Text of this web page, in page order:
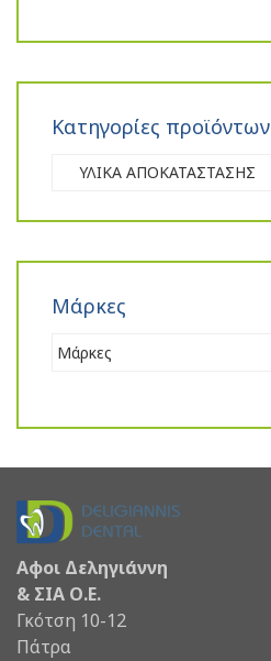
Κατηγορίες προϊόντων
ΥΛΙΚΑ ΑΠΟΚΑΤΑΣΤΑΣΗΣ
Μάρκες
Αφοι Δεληγιάννη
& ΣΙΑ Ο.Ε.
Γκότση 10-12
Πάτρα